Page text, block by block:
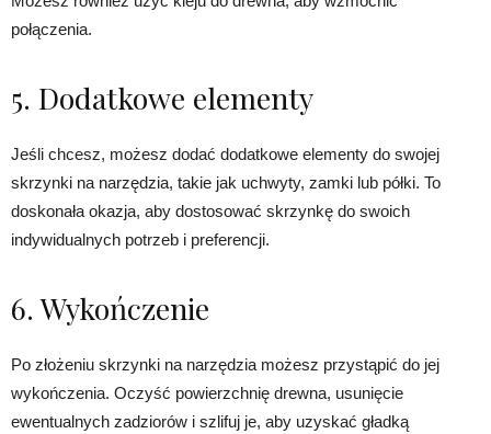
połączenia.
5. Dodatkowe elementy
Jeśli chcesz, możesz dodać dodatkowe elementy do swojej
skrzynki na narzędzia, takie jak uchwyty, zamki lub półki. To
doskonała okazja, aby dostosować skrzynkę do swoich
indywidualnych potrzeb i preferencji.
6. Wykończenie
Po złożeniu skrzynki na narzędzia możesz przystąpić do jej
wykończenia. Oczyść powierzchnię drewna, usunięcie
ewentualnych zadziorów i szlifuj je, aby uzyskać gładką